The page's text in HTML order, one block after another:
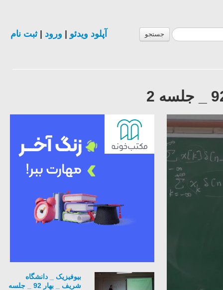
جستجو آپلود ویدئو ورود |ثبت نام
بیوفیزیک _ دانشگاه
شریف _ بهار 92 _ جلسه